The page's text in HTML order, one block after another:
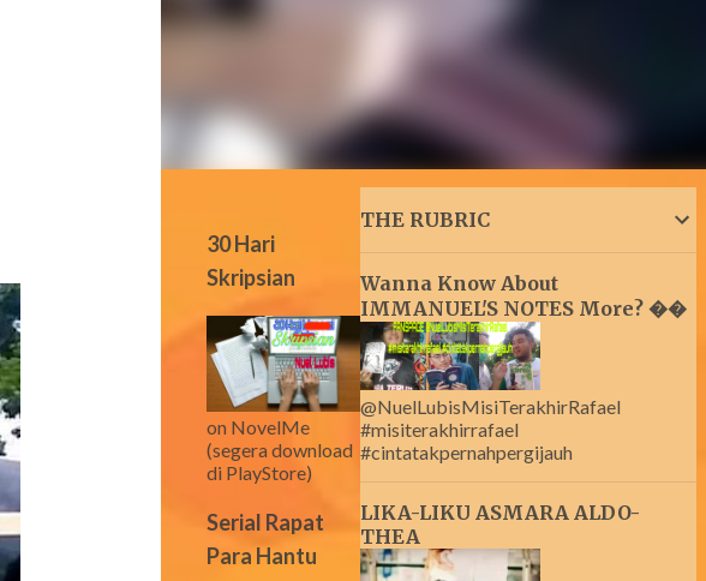
30 Hari
Skripsian
on NovelMe
(segera download
di PlayStore)
Serial Rapat
Para Hantu
THE RUBRIC
Wanna Know About
IMMANUEL'S NOTES More? ��
@NuelLubisMisiTerakhirRafael
#misiterakhirrafael
#cintatakpernahpergijauh
LIKA-LIKU ASMARA ALDO-
THEA